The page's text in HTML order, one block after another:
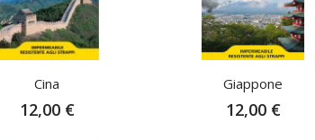
Cina
12,00 €
Giappone
12,00 €